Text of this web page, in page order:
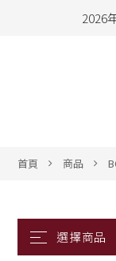
CLOTHING
首頁 商品